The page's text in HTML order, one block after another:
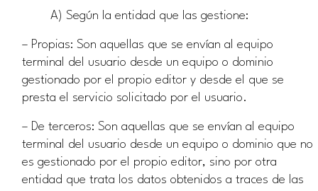
A) Según la entidad que las gestione:
– Propias: Son aquellas que se envían al equipo
terminal del usuario desde un equipo o dominio
gestionado por el propio editor y desde el que se
presta el servicio solicitado por el usuario.
– De terceros: Son aquellas que se envían al equipo
terminal del usuario desde un equipo o dominio que no
es gestionado por el propio editor, sino por otra
entidad que trata los datos obtenidos a traces de las